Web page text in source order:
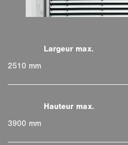
2510 mm
3900 mm